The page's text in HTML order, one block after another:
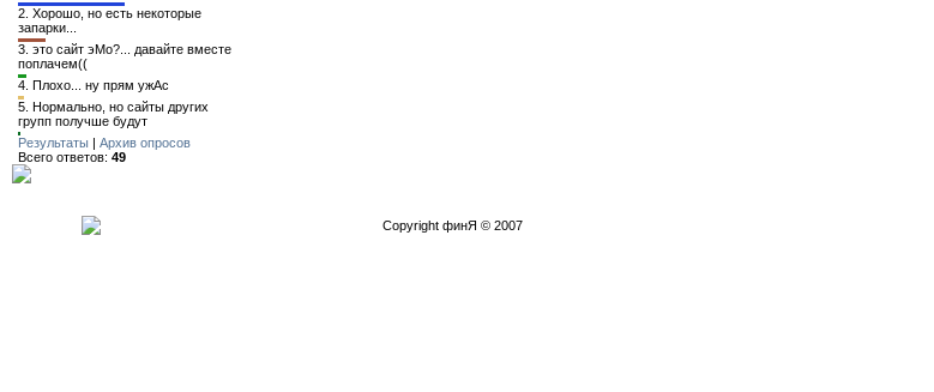
2. Хорошо, но есть некоторые
запарки...
3. это сайт эМо?... давайте вместе
поплачем((
4. Плохо... ну прям ужАс
5. Нормально, но сайты других
групп получше будут
Результаты | Архив опросов
Всего ответов: 49
Copyright финЯ © 2007